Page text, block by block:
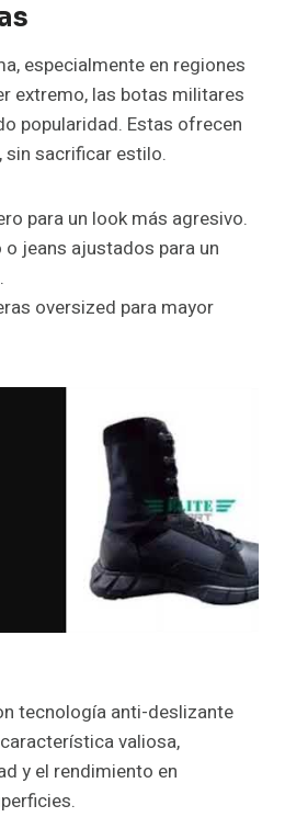
especialmente en regiones
extremo, las botas militares
popularidad. Estas ofrecen
sacrificar estilo.
para un look más agresivo.
jeans ajustados para un
oversized para mayor
tecnología anti-deslizante
valiosa,
y el rendimiento en